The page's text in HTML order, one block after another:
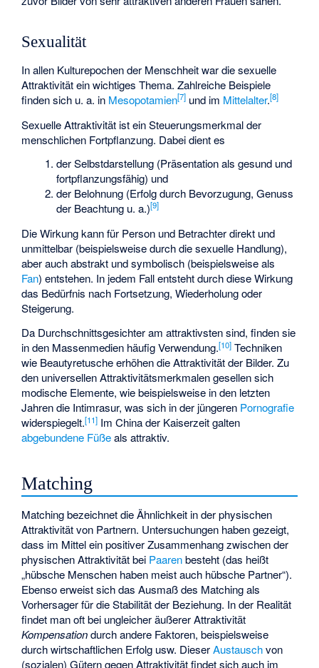
Sexualität
In allen Kulturepochen der Menschheit war die sexuelle
Attraktivität ein wichtiges Thema. Zahlreiche Beispiele
finden sich u. a. in Mesopotamien[7] und im Mittelalter.[8]
Sexuelle Attraktivität ist ein Steuerungsmerkmal der
menschlichen Fortpflanzung. Dabei dient es
der Selbstdarstellung (Präsentation als gesund und
fortpflanzungsfähig) und
der Belohnung (Erfolg durch Bevorzugung, Genuss
der Beachtung u. a.)[9]
Die Wirkung kann für Person und Betrachter direkt und
unmittelbar (beispielsweise durch die sexuelle Handlung),
aber auch abstrakt und symbolisch (beispielsweise als
Fan) entstehen. In jedem Fall entsteht durch diese Wirkung
das Bedürfnis nach Fortsetzung, Wiederholung oder
Steigerung.
Da Durchschnittsgesichter am attraktivsten sind, finden sie
in den Massenmedien häufig Verwendung.[10] Techniken
wie Beautyretuscheerhöhen die Attraktivität der Bilder. Zu
den universellen Attraktivitätsmerkmalen gesellen sich
modische Elemente, wie beispielsweise in den letzten
Jahren die Intimrasur, was sich in der jüngeren Pornografie
widerspiegelt.[11] Im China der Kaiserzeit galten
abgebundene Füßeals attraktiv.
Matching
Matching bezeichnet die Ähnlichkeit in der physischen
Attraktivität von Partnern. Untersuchungen haben gezeigt,
dass im Mittel ein positiver Zusammenhang zwischen der
physischen Attraktivität bei Paarenbesteht (das heißt
„hübsche Menschen haben meist auch hübsche Partner“).
Ebenso erweist sich das Ausmaß des Matching als
Vorhersager für die Stabilität der Beziehung. In der Realität
findet man oft bei ungleicher äußerer Attraktivität
Kompensationdurch andere Faktoren, beispielsweise
durch wirtschaftlichen Erfolg usw. DieserAustauschvon
(sozialen) Gütern gegen Attraktivität findet sich auch im